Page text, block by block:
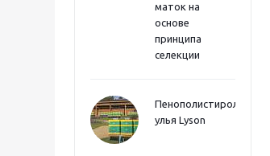
маток на
основе
принципа
селекции
Пенополистиролные
улья Lyson